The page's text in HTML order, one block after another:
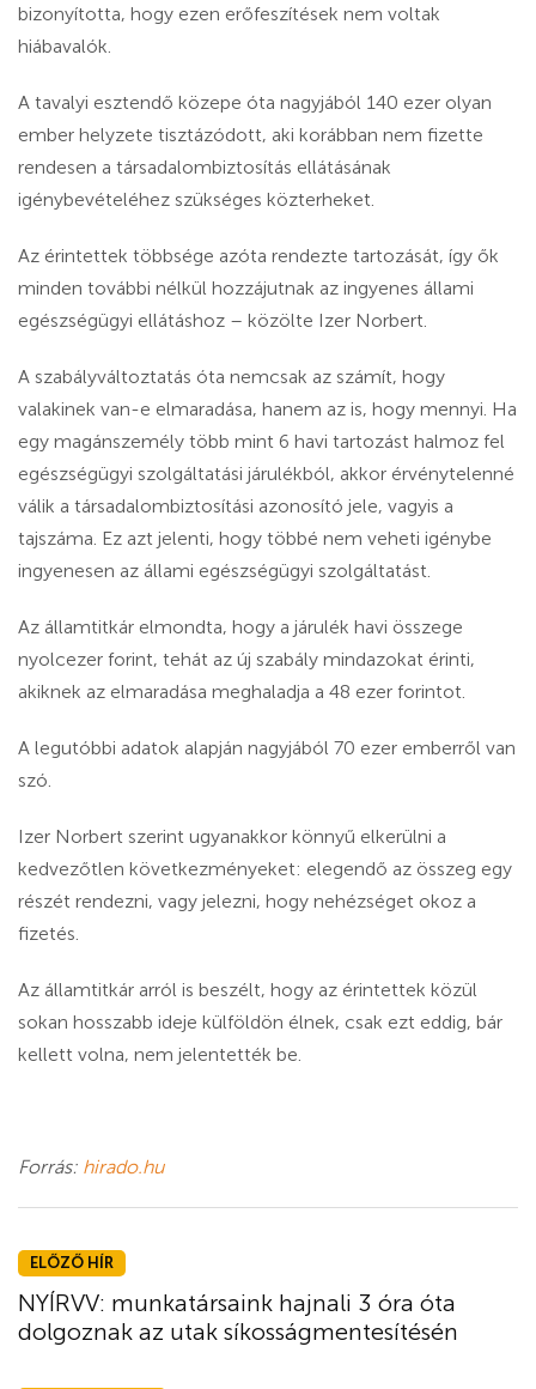
bizonyította, hogy ezen erőfeszítések nem voltak
hiábavalók.
A tavalyi esztendő közepe óta nagyjából 140 ezer olyan
ember helyzete tisztázódott, aki korábban nem fizette
rendesen a társadalombiztosítás ellátásának
igénybevételéhez szükséges közterheket.
Az érintettek többsége azóta rendezte tartozását, így ők
minden további nélkül hozzájutnak az ingyenes állami
egészségügyi ellátáshoz – közölte Izer Norbert.
A szabályváltoztatás óta nemcsak az számít, hogy
valakinek van-e elmaradása, hanem az is, hogy mennyi. Ha
egy magánszemély több mint 6 havi tartozást halmoz fel
egészségügyi szolgáltatási járulékból, akkor érvénytelenné
válik a társadalombiztosítási azonosító jele, vagyis a
tajszáma. Ez azt jelenti, hogy többé nem veheti igénybe
ingyenesen az állami egészségügyi szolgáltatást.
Az államtitkár elmondta, hogy a járulék havi összege
nyolcezer forint, tehát az új szabály mindazokat érinti,
akiknek az elmaradása meghaladja a 48 ezer forintot.
A legutóbbi adatok alapján nagyjából 70 ezer emberről van
szó.
Izer Norbert szerint ugyanakkor könnyű elkerülni a
kedvezőtlen következményeket: elegendő az összeg egy
részét rendezni, vagy jelezni, hogy nehézséget okoz a
fizetés.
Az államtitkár arról is beszélt, hogy az érintettek közül
sokan hosszabb ideje külföldön élnek, csak ezt eddig, bár
kellett volna, nem jelentették be.
Forrás: hirado.hu
ELŐZŐ HÍR
NYÍRVV: munkatársaink hajnali 3 óra óta
dolgoznak az utak síkosságmentesítésén